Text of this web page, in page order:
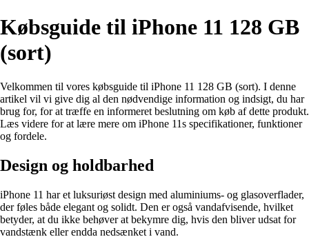
Købsguide til iPhone 11 128 GB
(sort)
Velkommen til vores købsguide til iPhone 11 128 GB (sort). I denne
artikel vil vi give dig al den nødvendige information og indsigt, du har
brug for, for at træffe en informeret beslutning om køb af dette produkt.
Læs videre for at lære mere om iPhone 11s specifikationer, funktioner
og fordele.
Design og holdbarhed
iPhone 11 har et luksuriøst design med aluminiums- og glasoverflader,
der føles både elegant og solidt. Den er også vandafvisende, hvilket
betyder, at du ikke behøver at bekymre dig, hvis den bliver udsat for
vandstænk eller endda nedsænket i vand.